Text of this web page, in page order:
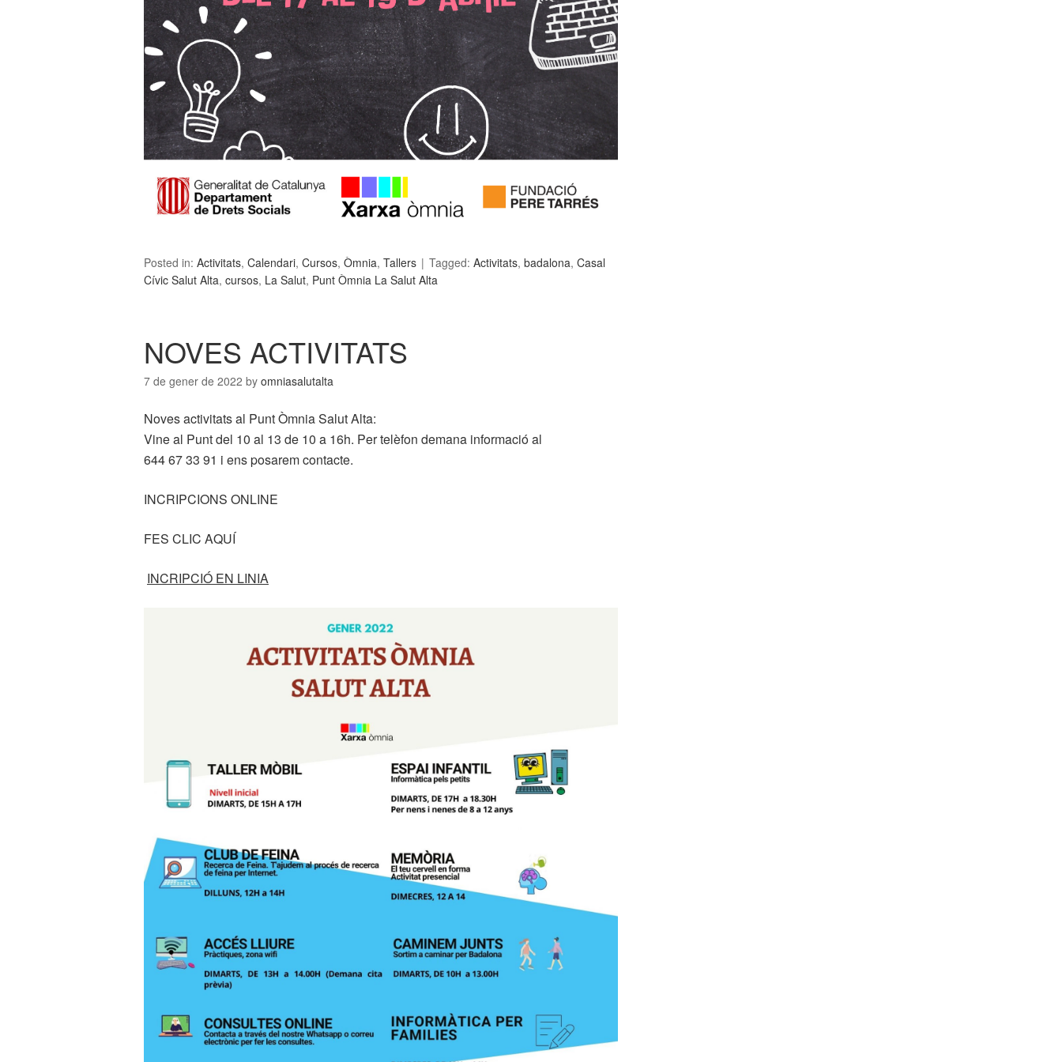
Posted in: Activitats, Calendari, Cursos, Òmnia, Tallers Tagged: Activitats, badalona, Casal
Cívic Salut Alta, cursos, La Salut, Punt Òmnia La Salut Alta
NOVES ACTIVITATS
7 de gener de 2022 by omniasalutalta
Noves activitats al Punt Òmnia Salut Alta:
Vine al Punt del 10 al 13 de 10 a 16h. Per telèfon demana informació al
644 67 33 91 i ens posarem contacte.
INCRIPCIONS ONLINE
FES CLIC AQUÍ
INCRIPCIÓ EN LINIA